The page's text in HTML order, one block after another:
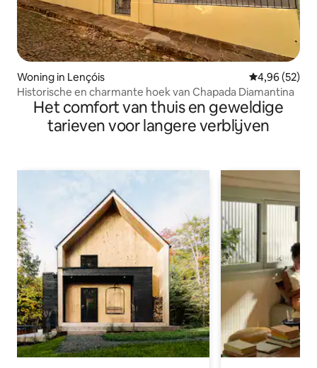
Woning in Lençóis Gemiddelde
4,96 (52)
Historische en charmante hoek van Chapada Diamantina
Het comfort van thuis en geweldige
tarieven voor langere verblijven